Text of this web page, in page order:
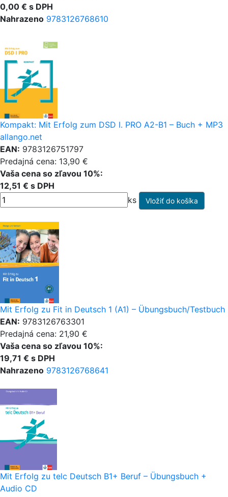
0,00 € s DPH
Nahrazeno 9783126768610
Kompakt: Mit Erfolg zum DSD I. PRO A2-B1 – Buch + MP3
allango.net
EAN: 9783126751797
Predajná cena: 13,90 €
Vaša cena so zľavou 10%:
12,51 € s DPH
ks
Mit Erfolg zu Fit in Deutsch 1 (A1) – Übungsbuch/Testbuch
EAN: 9783126763301
Predajná cena: 21,90 €
Vaša cena so zľavou 10%:
19,71 € s DPH
Nahrazeno 9783126768641
Mit Erfolg zu telc Deutsch B1+ Beruf – Übungsbuch +
Audio CD